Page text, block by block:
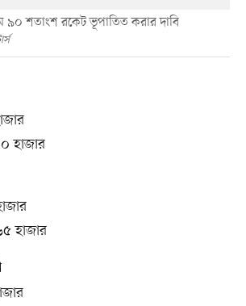
শতাংশ রকেট ভূপাতিত করার দাবি
হাজার
হাজার